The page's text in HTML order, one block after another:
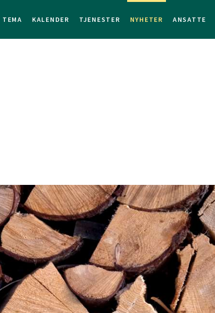
TEMA KALENDER TJENESTER NYHETER ANSATTE